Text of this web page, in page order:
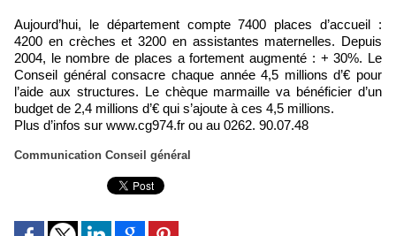
Aujourd’hui, le département compte 7400 places d’accueil :
4200 en crèches et 3200 en assistantes maternelles. Depuis
2004, le nombre de places a fortement augmenté : + 30%. Le
Conseil général consacre chaque année 4,5 millions d’€ pour
l’aide aux structures. Le chèque marmaille va bénéficier d’un
budget de 2,4 millions d’€ qui s’ajoute à ces 4,5 millions.
Plus d’infos sur www.cg974.fr ou au 0262. 90.07.48
Communication Conseil général